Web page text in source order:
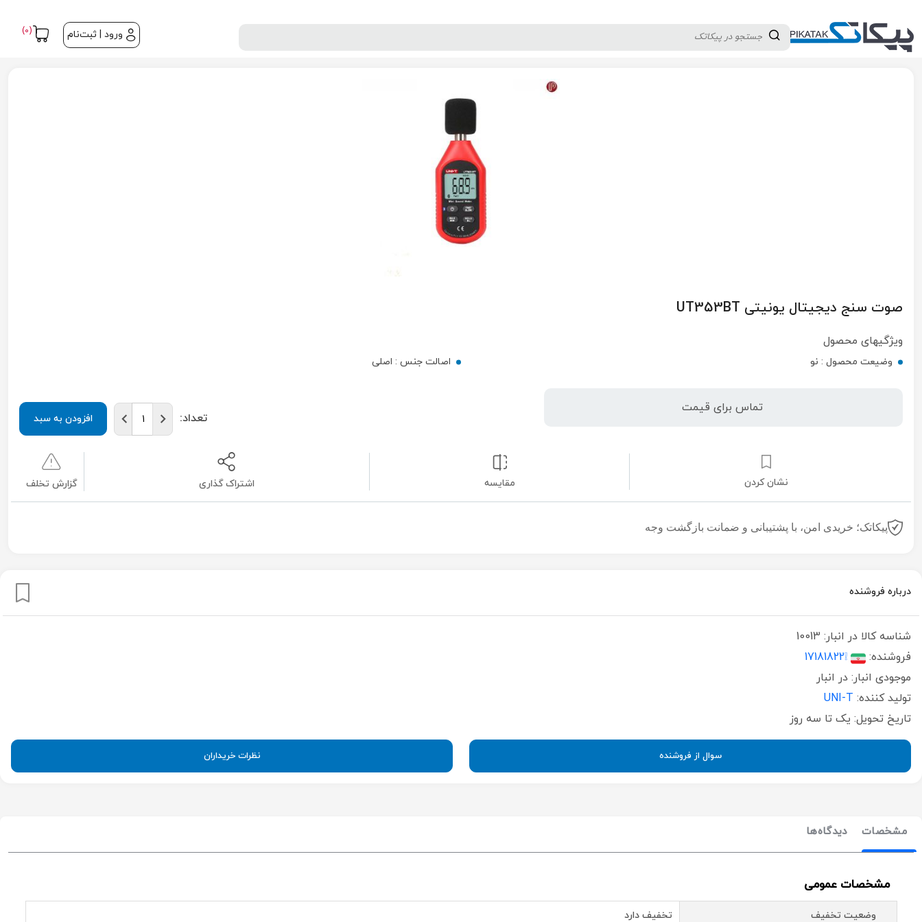
ورود | ثبت‌نام (0)
پیکاتک / تجهیزات تست و اندازه گیری / پارامترهای فیزیکی و محیطی
صوت سنج دیجیتال یونیتی UT353BT
ویژگیهای محصول
وضیعت محصول : نو اصالت جنس : اصلی
تماس برای قیمت
تعداد: افزودن به سبد
نشان کردن مقایسه اشتراک گذاری گزارش تخلف
پیکاتک؛ خریدی امن، با پشتیبانی و ضمانت بازگشت وجه
درباره فروشنده
شناسه کالا در انبار: 10013
فروشنده:
❕17181822
موجودی انبار: در انبار
تولید کننده: UNI-T
تاریخ تحویل: یک تا سه روز
سوال از فروشنده نظرات خریداران
مشخصات دیدگاه‌ها
مشخصات عمومی
وضعیت تخفیف تخفیف دارد